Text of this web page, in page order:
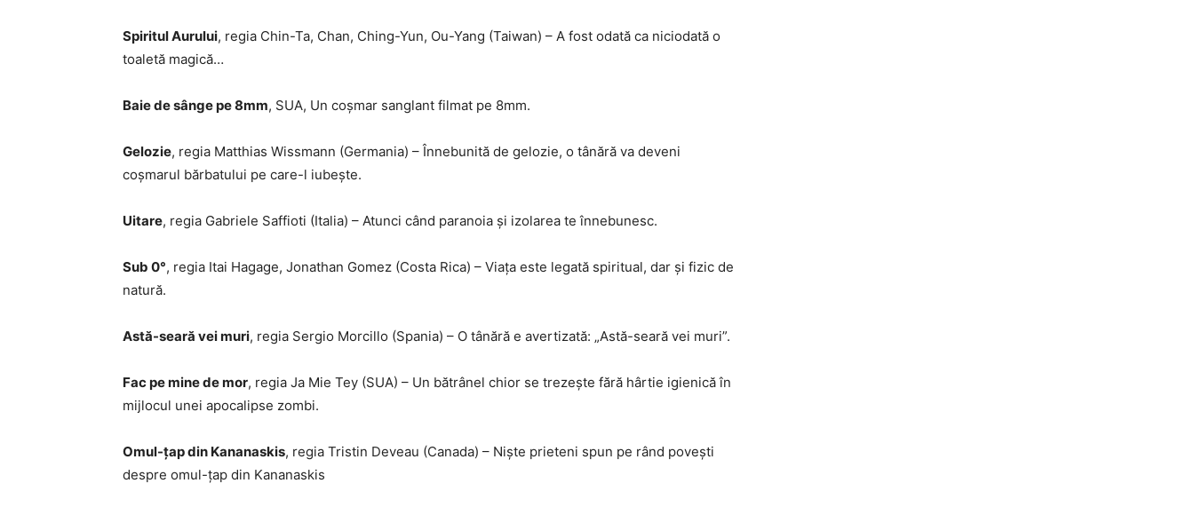
Spiritul Aurului, regia Chin-Ta, Chan, Ching-Yun, Ou-Yang (Taiwan) – A fost odată ca niciodată o
toaletă magică…
Baie de sânge pe 8mm, SUA, Un coșmar sanglant filmat pe 8mm.
Gelozie, regia Matthias Wissmann (Germania) – Înnebunită de gelozie, o tânără va deveni
coșmarul bărbatului pe care-l iubește.
Uitare, regia Gabriele Saffioti (Italia) – Atunci când paranoia și izolarea te înnebunesc.
Sub 0°, regia Itai Hagage, Jonathan Gomez (Costa Rica) – Viața este legată spiritual, dar și fizic de
natură.
Astă-seară vei muri, regia Sergio Morcillo (Spania) – O tânără e avertizată: „Astă-seară vei muri”.
Fac pe mine de mor, regia Ja Mie Tey (SUA) – Un bătrânel chior se trezește fără hârtie igienică în
mijlocul unei apocalipse zombi.
Omul-țap din Kananaskis, regia Tristin Deveau (Canada) – Niște prieteni spun pe rând povești
despre omul-țap din Kananaskis